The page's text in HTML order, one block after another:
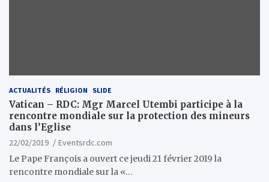
ACTUALITÉS RÉLIGION SLIDE
Vatican – RDC: Mgr Marcel Utembi participe à la
rencontre mondiale sur la protection des mineurs
dans l’Eglise
22/02/2019
Eventsrdc.com
Le Pape François a ouvert ce jeudi 21 février 2019 la
rencontre mondiale sur la «…